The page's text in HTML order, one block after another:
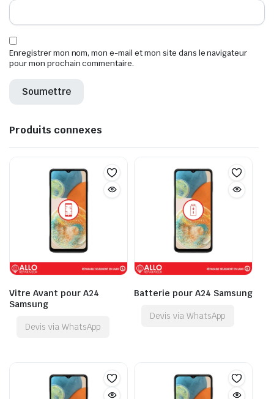
Enregistrer mon nom, mon e-mail et mon site dans le navigateur
pour mon prochain commentaire.
Produits connexes
Vitre Avant pour A24
Samsung
Devis via WhatsApp
Batterie pour A24 Samsung
Devis via WhatsApp